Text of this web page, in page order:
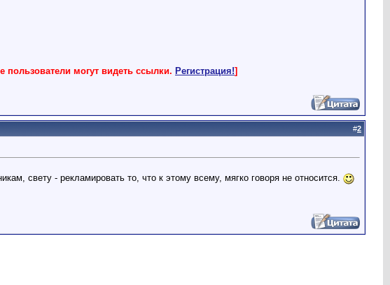
пользователи могут видеть ссылки. Регистрация!]
#2
свету - рекламировать то, что к этому всему, мягко говоря не относится.